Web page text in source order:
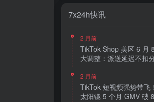
7x24h快讯
2 月前
TikTok Shop 美区 6 月
大调整：派送延迟不扣
2 月前
TikTok 短视频强势带飞
太阳镜 5 个月 GMV 破